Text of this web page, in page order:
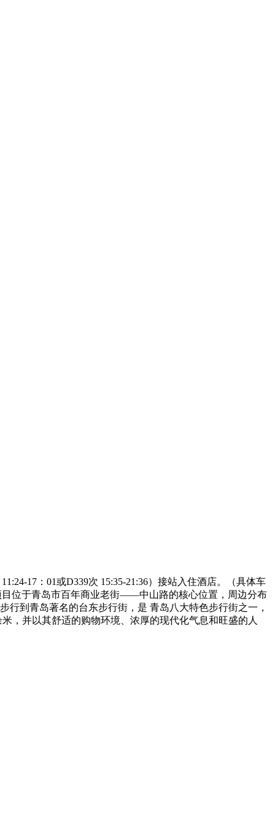
17：01或D339次 15:35-21:36）接站入住酒店。（具体车
目位于青岛市百年商业老街——中山路的核心位置，周边分布
到青岛著名的台东步行街，是 青岛八大特色步行街之一，
，并以其舒适的购物环境、浓厚的现代化气息和旺盛的人